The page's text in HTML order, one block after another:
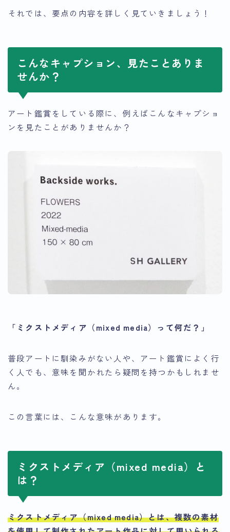
それでは、要点の内容を詳しく見ていきましょう！
こんなキャプション、見たことありま
せんか？
アート鑑賞をしている際に、例えばこんなキャプショ
ンを見たことがありませんか？
「ミクストメディア（mixed media）って何だ？」
普段アートに馴染みがない人や、アート鑑賞によく行
く人でも、意味を聞かれたら疑問を持つかもしれませ
ん。
この言葉には、こんな意味があります。
ミクストメディア（mixed media）と
は？
ミクストメディア（mixed media）とは、複数の素材